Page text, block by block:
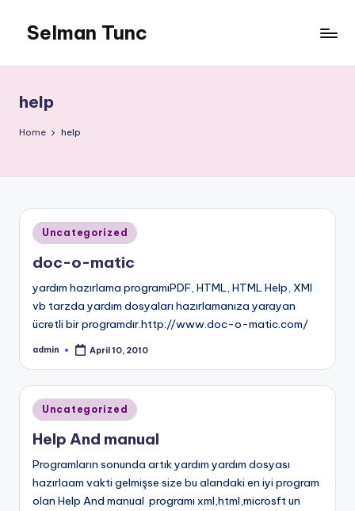
Selman Tunc
help
Home help
Posted
in
Uncategorized
doc-o-matic
yardım hazırlama programıPDF, HTML, HTML Help, XMl
vb tarzda yardım dosyaları hazırlamanıza yarayan
ücretli bir programdır.http://www.doc-o-matic.com/
Posted
admin April 10, 2010
Posted
in
Uncategorized
Help And manual
Programların sonunda artık yardım yardım dosyası
hazırlaam vakti gelmişse size bu alandaki en iyi program
olan Help And manual programı xml,html,microsft un